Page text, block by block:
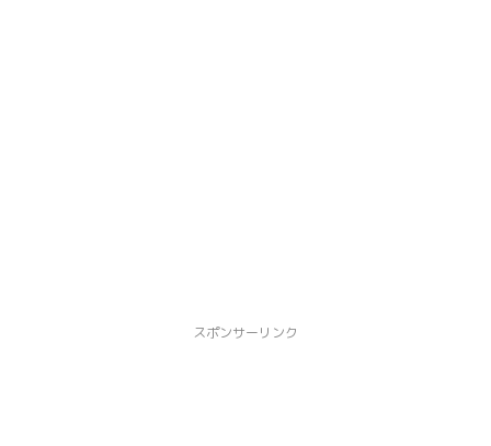
スポンサーリンク